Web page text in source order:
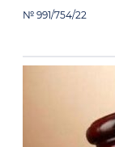
№ 991/754/22